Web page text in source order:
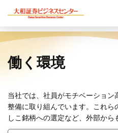
働く環境
当社では、社員がモチベーショ
整備に取り組んでいます。これ
しこ銘柄への選定など、外部から